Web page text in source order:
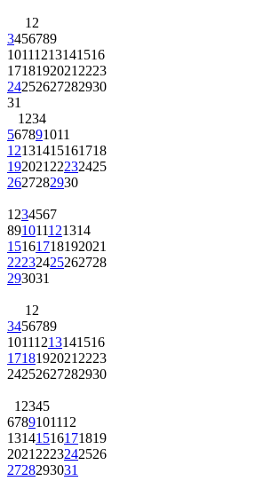
1 2
3456789
10111213141516
1718192021 2223
24252627282930
31
1 234
567891011
12131415161718
192021 22232425
2627282930
1 234567
891011121314
15161718192021
22232425262728
293031
1 2
3456789
10111213141516
1718192021 2223
24252627282930
1 2345
6789101112
13141516171819
2021 2223242526
2728293031